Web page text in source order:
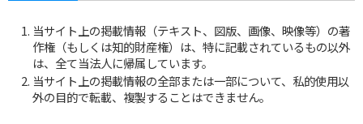
当サイト上の掲載情報（テキスト、図版、画像、映像等）の著
作権（もしくは知的財産権）は、特に記載されているもの以外
は、全て当法人に帰属しています。
当サイト上の掲載情報の全部または一部について、私的使用以
外の目的で転載、複製することはできません。